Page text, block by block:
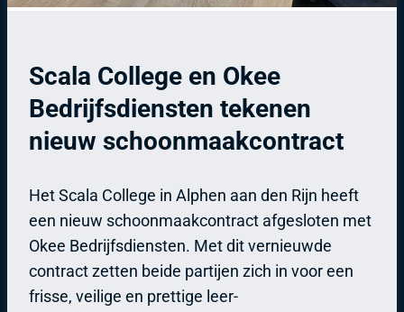
Scala College en Okee
Bedrijfsdiensten tekenen
nieuw schoonmaakcontract
Het Scala College in Alphen aan den Rijn heeft
een nieuw schoonmaakcontract afgesloten met
Okee Bedrijfsdiensten. Met dit vernieuwde
contract zetten beide partijen zich in voor een
frisse, veilige en prettige leer-